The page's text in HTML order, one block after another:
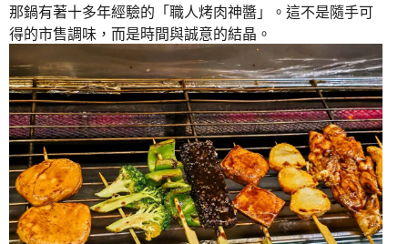
那鍋有著十多年經驗的「職人烤肉神醬」。這不是隨手可
得的市售調味，而是時間與誠意的結晶。